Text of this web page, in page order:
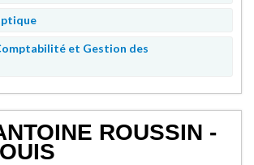
et Gestion des
ROUSSIN -